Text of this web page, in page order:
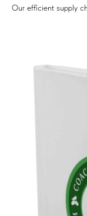
Our efficient supply